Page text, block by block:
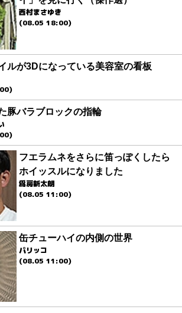
西村まさゆき
(08.05 18:00)
ルが3Dになっている美容室の看板
豚バラブロックの指輪
フエラムネをさらに笛っぽくしたら
ホイッスルになりました
爲房新太朗
(08.05 11:00)
缶チューハイの内側の世界
パリッコ
(08.05 11:00)